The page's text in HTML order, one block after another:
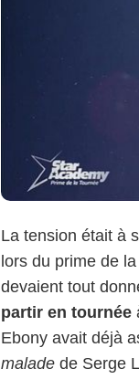
La tension était à
lors du prime de la
devaient tout
partir en tournée
Ebony avait déjà
malade de Serge